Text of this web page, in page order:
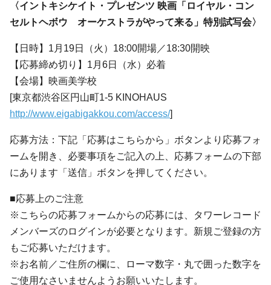
〈イントキシケイト・プレゼンツ 映画「 ロイヤル・コン
セルトヘボウ オーケストラがやって来る」特別試写会〉
【日時】1月19日（火）18:00開場／18:30開映
【応募締め切り】1月6日（水）必着
【会場】映画美学校
[東京都渋谷区円山町1-5 KINOHAUS
http://www.eigabigakkou.com/access/]
応募方法：下記「応募はこちらから」ボタンより応募フォ
ームを開き、必要事項をご記入の上、応募フォームの下部
にあります「送信」ボタンを押してください。
■応募上のご注意
※こちらの応募フォームからの応募には、タワーレコード
メンバーズのログインが必要となります。新規ご登録の方
もご応募いただけます。
※お名前／ご住所の欄に、ローマ数字・丸で囲った数字を
ご使用なさいませんようお願いいたします。